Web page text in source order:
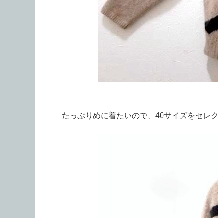
たっぷりめに着たいので、40サイズをセレ